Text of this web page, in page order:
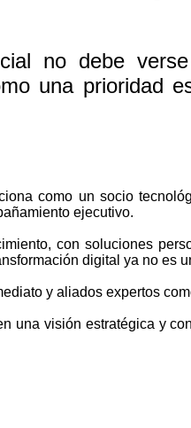
no debe
una prioridad
como un socio
ejecutivo.
con soluciones
digital ya no es
y aliados expertos
una visión estratégica y